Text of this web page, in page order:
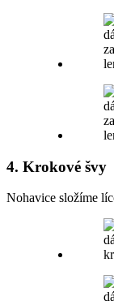
4. Krokové švy
Nohavice složíme